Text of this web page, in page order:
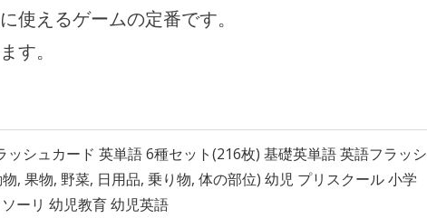
使えるゲームの定番です。
す。
ッシュカード 英単語 6種セット(216枚) 基礎英単語 英語フラッシ
, 果物, 野菜, 日用品, 乗り物, 体の部位) 幼児 プリスクール 小学
ーリ 幼児教育 幼児英語